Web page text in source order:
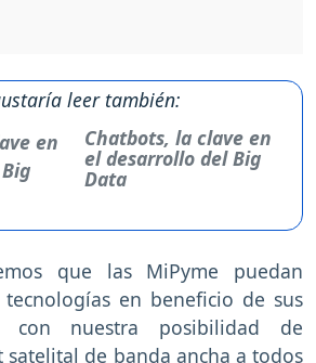
leer también:
Chatbots, la clave en
el desarrollo del Big
Data
que las MiPyme puedan
tecnologías en beneficio de sus
con nuestra posibilidad de
de banda ancha a todos